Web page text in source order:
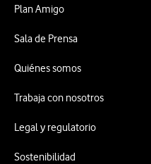
Plan Amigo
Sala de Prensa
Quiénes somos
Trabaja con nosotros
Legal y regulatorio
Sostenibilidad